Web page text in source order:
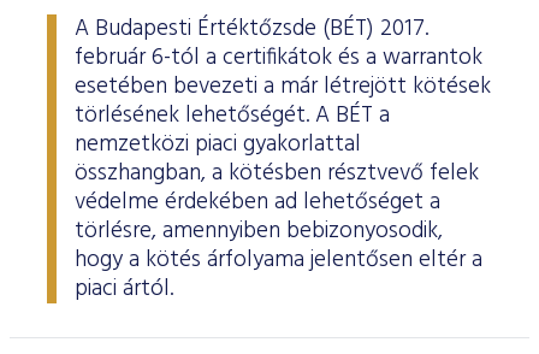
A Budapesti Értéktőzsde (BÉT) 2017.
február 6-tól a certifikátok és a warrantok
esetében bevezeti a már létrejött kötések
törlésének lehetőségét. A BÉT a
nemzetközi piaci gyakorlattal
összhangban, a kötésben résztvevő felek
védelme érdekében ad lehetőséget a
törlésre, amennyiben bebizonyosodik,
hogy a kötés árfolyama jelentősen eltér a
piaci ártól.